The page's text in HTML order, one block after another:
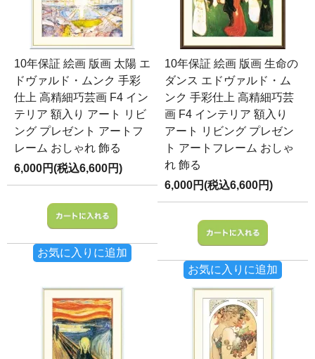
10年保証 絵画 版画 太陽 エ
ドヴァルド・ムンク 手彩
仕上 高精細巧芸画 F4 イン
テリア 額入り アート リビ
ング プレゼント アートフ
レーム おしゃれ 飾る
6,000円(税込6,600円)
お気に入りに追加
10年保証 絵画 版画 生命の
ダンス エドヴァルド・ム
ンク 手彩仕上 高精細巧芸
画 F4 インテリア 額入り
アート リビング プレゼン
ト アートフレーム おしゃ
れ 飾る
6,000円(税込6,600円)
お気に入りに追加